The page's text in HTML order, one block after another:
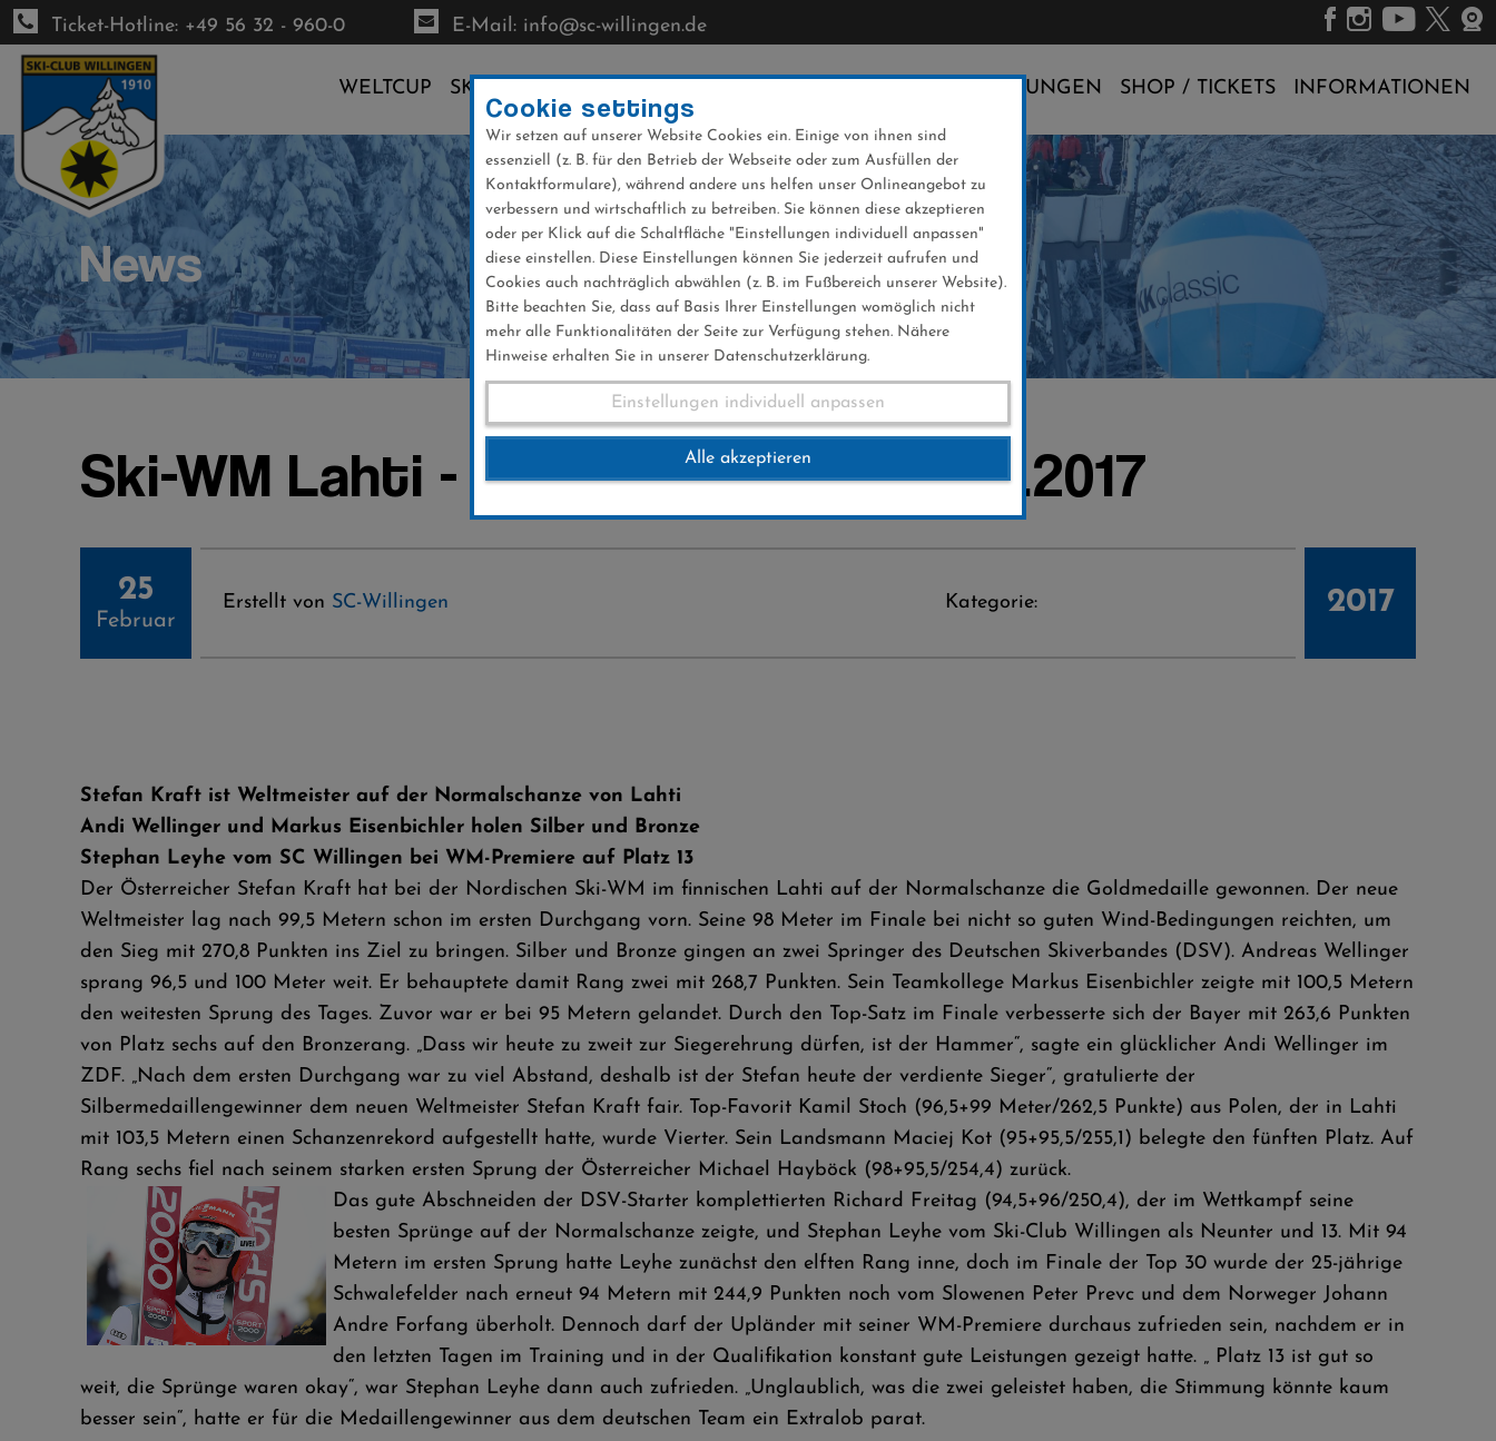
Direkt
zum
Inhalt
Ticket-Hotline: +49 56 32 - 960-0 E-Mail: info@sc-willingen.de
WELTCUP SKI-CLUB VERANSTALTUNGEN SHOP / TICKETS INFORMATIONEN
News
Ski-WM Lahti - Normalschanze 25.02.2017
25
Februar
Erstellt von SC-Willingen Kategorie: 2017
Stefan Kraft ist Weltmeister auf der Normalschanze von Lahti
Andi Wellinger und Markus Eisenbichler holen Silber und Bronze
Stephan Leyhe vom SC Willingen bei WM-Premiere auf Platz 13
Der Österreicher Stefan Kraft hat bei der Nordischen Ski-WM im finnischen Lahti auf der Normalschanze die Goldmedaille gewonnen. Der neue
Weltmeister lag nach 99,5 Metern schon im ersten Durchgang vorn. Seine 98 Meter im Finale bei nicht so guten Wind-Bedingungen reichten, um
den Sieg mit 270,8 Punkten ins Ziel zu bringen. Silber und Bronze gingen an zwei Springer des Deutschen Skiverbandes (DSV). Andreas Wellinger
sprang 96,5 und 100 Meter weit. Er behauptete damit Rang zwei mit 268,7 Punkten. Sein Teamkollege Markus Eisenbichler zeigte mit 100,5 Metern
den weitesten Sprung des Tages. Zuvor war er bei 95 Metern gelandet. Durch den Top-Satz im Finale verbesserte sich der Bayer mit 263,6 Punkten
von Platz sechs auf den Bronzerang. „Dass wir heute zu zweit zur Siegerehrung dürfen, ist der Hammer“, sagte ein glücklicher Andi Wellinger im
ZDF. „Nach dem ersten Durchgang war zu viel Abstand, deshalb ist der Stefan heute der verdiente Sieger“, gratulierte der
Silbermedaillengewinner dem neuen Weltmeister Stefan Kraft fair. Top-Favorit Kamil Stoch (96,5+99 Meter/262,5 Punkte) aus Polen, der in Lahti
mit 103,5 Metern einen Schanzenrekord aufgestellt hatte, wurde Vierter. Sein Landsmann Maciej Kot (95+95,5/255,1) belegte den fünften Platz. Auf
Rang sechs fiel nach seinem starken ersten Sprung der Österreicher Michael Hayböck (98+95,5/254,4) zurück.
Das gute Abschneiden der DSV-Starter komplettierten Richard Freitag (94,5+96/250,4), der im Wettkampf seine
besten Sprünge auf der Normalschanze zeigte, und Stephan Leyhe vom Ski-Club Willingen als Neunter und 13. Mit 94
Metern im ersten Sprung hatte Leyhe zunächst den elften Rang inne, doch im Finale der Top 30 wurde der 25-jährige
Schwalefelder nach erneut 94 Metern mit 244,9 Punkten noch vom Slowenen Peter Prevc und dem Norweger Johann
Andre Forfang überholt. Dennoch darf der Upländer mit seiner WM-Premiere durchaus zufrieden sein, nachdem er in
den letzten Tagen im Training und in der Qualifikation konstant gute Leistungen gezeigt hatte. „ Platz 13 ist gut so
weit, die Sprünge waren okay“, war Stephan Leyhe dann auch zufrieden. „Unglaublich, was die zwei geleistet haben, die Stimmung könnte kaum
besser sein“, hatte er für die Medaillengewinner aus dem deutschen Team ein Extralob parat.
Cookie settings
Wir setzen auf unserer Website Cookies ein. Einige von ihnen sind
essenziell (z. B. für den Betrieb der Webseite oder zum Ausfüllen der
Kontaktformulare), während andere uns helfen unser Onlineangebot zu
verbessern und wirtschaftlich zu betreiben. Sie können diese akzeptieren
oder per Klick auf die Schaltfläche "Einstellungen individuell anpassen"
diese einstellen. Diese Einstellungen können Sie jederzeit aufrufen und
Cookies auch nachträglich abwählen (z. B. im Fußbereich unserer Website).
Bitte beachten Sie, dass auf Basis Ihrer Einstellungen womöglich nicht
mehr alle Funktionalitäten der Seite zur Verfügung stehen. Nähere
Hinweise erhalten Sie in unserer Datenschutzerklärung.
Einstellungen individuell anpassen
Alle akzeptieren